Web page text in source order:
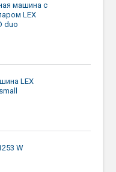
машина с
LEX
duo
LEX
W